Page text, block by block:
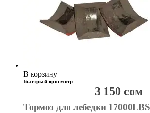
В корзину
Быстрый просмотр
Тормоз для лебедки 17000LBS
3 150 сом